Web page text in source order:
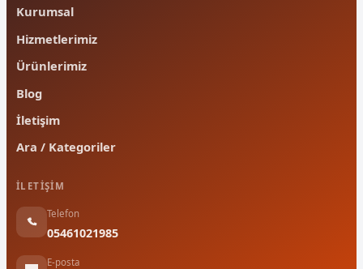
Kurumsal
Hizmetlerimiz
Ürünlerimiz
Blog
İletişim
Ara / Kategoriler
İLETIŞIM
Telefon
05461021985
E-posta